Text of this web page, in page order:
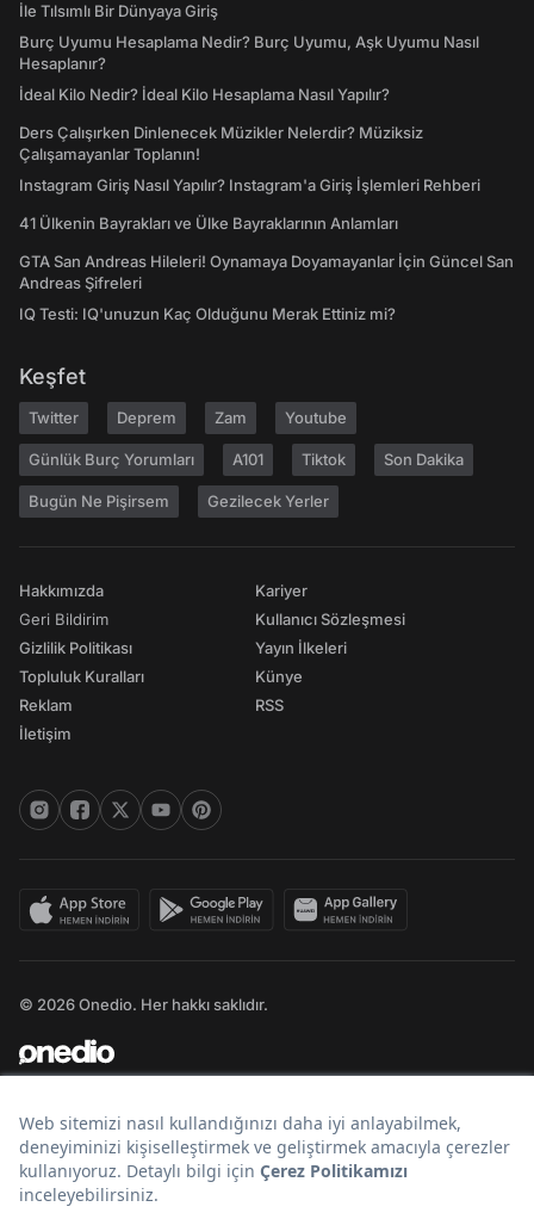
İle Tılsımlı Bir Dünyaya Giriş
Burç Uyumu Hesaplama Nedir? Burç Uyumu, Aşk Uyumu Nasıl
Hesaplanır?
İdeal Kilo Nedir? İdeal Kilo Hesaplama Nasıl Yapılır?
Ders Çalışırken Dinlenecek Müzikler Nelerdir? Müziksiz
Çalışamayanlar Toplanın!
Instagram Giriş Nasıl Yapılır? Instagram'a Giriş İşlemleri Rehberi
41 Ülkenin Bayrakları ve Ülke Bayraklarının Anlamları
GTA San Andreas Hileleri! Oynamaya Doyamayanlar İçin Güncel San
Andreas Şifreleri
IQ Testi: IQ'unuzun Kaç Olduğunu Merak Ettiniz mi?
Keşfet
Twitter Deprem Zam Youtube
Günlük Burç Yorumları A101 Tiktok Son Dakika
Bugün Ne Pişirsem Gezilecek Yerler
Hakkımızda
Geri Bildirim
Gizlilik Politikası
Topluluk Kuralları
Reklam
İletişim
Kariyer
Kullanıcı Sözleşmesi
Yayın İlkeleri
Künye
RSS
© 2026 Onedio. Her hakkı saklıdır.
Bir markasıdır.